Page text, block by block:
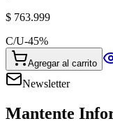
$ 763.999
C/U-45%
Agregar al carrito
Newsletter
Mantente